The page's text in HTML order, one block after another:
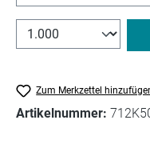
Zum Merkzettel
Artikelnummer: